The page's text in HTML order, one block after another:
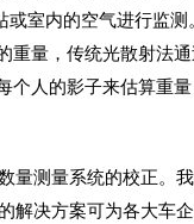
室内的空气进行监
量，传统光散射法
人的影子来估算重
量测量系统的校正。
解决方案可为各大车